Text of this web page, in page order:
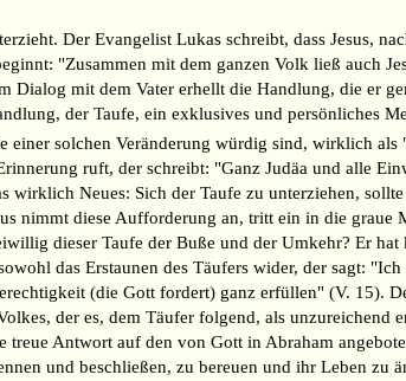
Der Evangelist Lukas schreibt, dass Jesus,
"Zusammen mit dem ganzen Volk ließ auch
Dialog mit dem Vater erhellt die Handlung, die er
der Taufe, ein exklusives und persönliches
einer solchen Veränderung würdig sind, wirklich
ruft, der schreibt: "Ganz Judäa und alle
Neues: Sich der Taufe zu unterziehen, sollte
nimmt diese Aufforderung an, tritt ein in die graue
dieser Taufe der Buße und der Umkehr? Er hat
das Erstaunen des Täufers wider, der sagt:
(die Gott fordert) ganz erfüllen" (V. 15).
der es, dem Täufer folgend, als unzureichend
Antwort auf den von Gott in Abraham
und beschließen, zu bereuen und ihr Leben zu